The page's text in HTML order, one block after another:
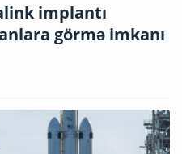
implantı
görmə imkanı